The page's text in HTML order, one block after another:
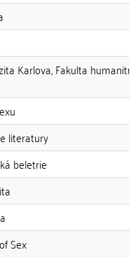
Karlova, Fakulta
literatury
beletrie
Sex